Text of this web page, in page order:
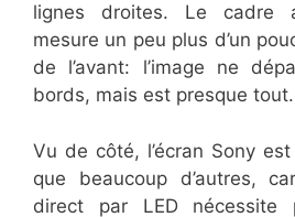
lignes droites. Le cadre
mesure un peu plus d’un
de l’avant: l’image ne
bords, mais est presque tout.
Vu de côté, l’écran Sony
que beaucoup d’autres,
direct par LED nécessite